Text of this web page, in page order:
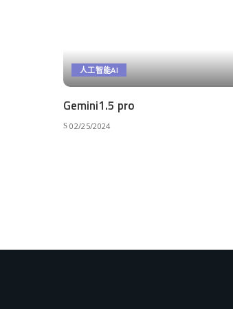
人工智能AI
Gemini1.5 pro
02/25/2024